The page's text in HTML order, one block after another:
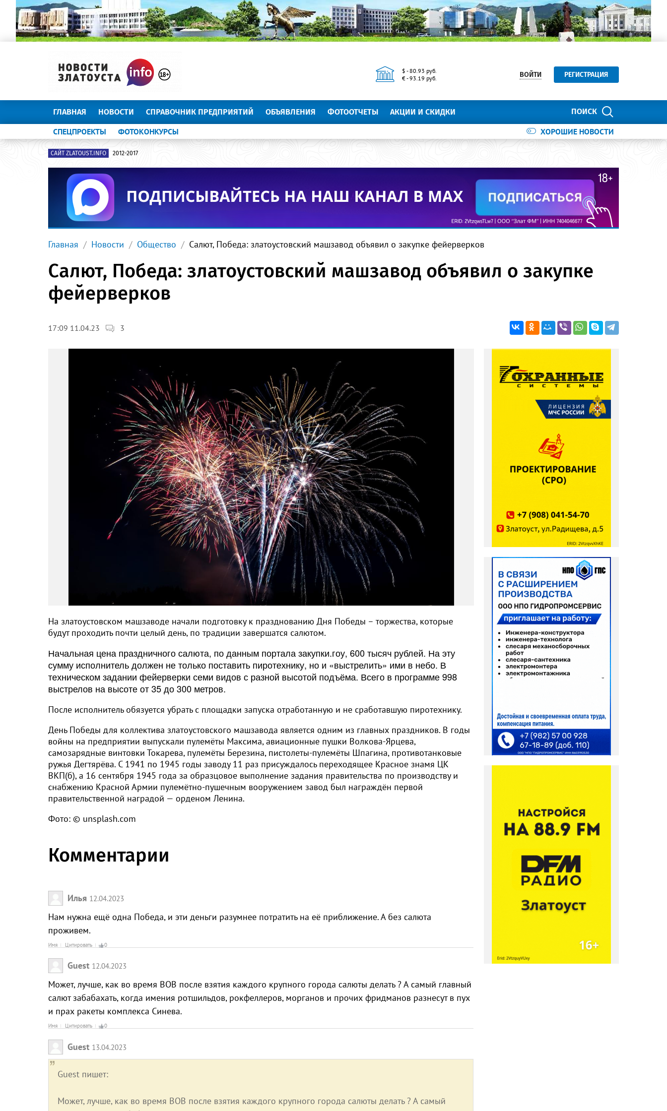
$ - 80.93 руб.
€ - 93.19 руб.
ВОЙТИ РЕГИСТРАЦИЯ
ПОИСК
ГЛАВНАЯ НОВОСТИ СПРАВОЧНИК ПРЕДПРИЯТИЙ ОБЪЯВЛЕНИЯ ФОТООТЧЕТЫ АКЦИИ И СКИДКИ
ХОРОШИЕ НОВОСТИ
СПЕЦПРОЕКТЫ ФОТОКОНКУРСЫ
САЙТ ZLATOUST.INFO 2012-2017
Главная Новости Общество Салют, Победа: златоустовский машзавод объявил о закупке фейерверков
Салют, Победа: златоустовский машзавод объявил о закупке
фейерверков
17:09 11.04.23 3
На златоустовском машзаводе начали подготовку к празднованию Дня Победы – торжества, которые
будут проходить почти целый день, по традиции завершатся салютом.
Начальная цена праздничного салюта, по данным портала закупки.гоу, 600 тысяч рублей. На эту
сумму исполнитель должен не только поставить пиротехнику, но и «выстрелить» ими в небо. В
техническом задании фейерверки семи видов с разной высотой подъёма. Всего в программе 998
выстрелов на высоте от 35 до 300 метров.
После исполнитель обязуется убрать с площадки запуска отработанную и не сработавшую пиротехнику.
День Победы для коллектива златоустовского машзавода является одним из главных праздников. В годы
войны на предприятии выпускали пулемёты Максима, авиационные пушки Волкова-Ярцева,
самозарядные винтовки Токарева, пулемёты Березина, пистолеты-пулемёты Шпагина, противотанковые
ружья Дегтярёва. С 1941 по 1945 годы заводу 11 раз присуждалось переходящее Красное знамя ЦК
ВКП(б), а 16 сентября 1945 года за образцовое выполнение задания правительства по производству и
снабжению Красной Армии пулемётно-пушечным вооружением завод был награждён первой
правительственной наградой — орденом Ленина.
Фото: © unsplash.com
Комментарии
Илья 12.04.2023
Нам нужна ещё одна Победа, и эти деньги разумнее потратить на её приближение. А без салюта
проживем.
Имя Цитировать 0
Guest 12.04.2023
Может, лучше, как во время ВОВ после взятия каждого крупного города салюты делать ? А самый главный
салют забабахать, когда имения ротшильдов, рокфеллеров, морганов и прочих фридманов разнесут в пух
и прах ракеты комплекса Синева.
Имя Цитировать 0
Guest 13.04.2023
Guest пишет:
Может, лучше, как во время ВОВ после взятия каждого крупного города салюты делать ? А самый